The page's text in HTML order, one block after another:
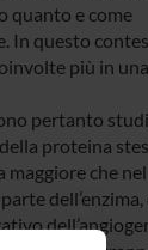
quanto e come
In questo
più in
pertanto
proteina
che